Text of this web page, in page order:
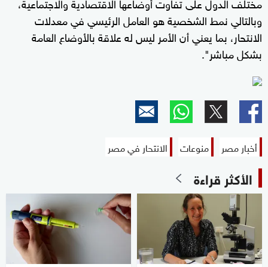
وبالتالي نمط الشخصية هو العامل الرئيسي في معدلات
الانتحار، بما يعني أن الأمر ليس له علاقة بالأوضاع العامة
بشكل مباشر".
أخبار مصر منوعات الانتحار في مصر
الأكثر قراءة